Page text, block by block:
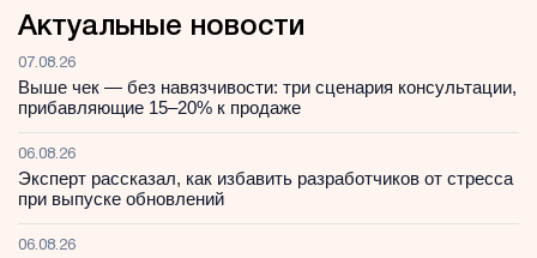
Актуальные новости
07.08.26
Выше чек — без навязчивости: три сценария консультации,
прибавляющие 15–20% к продаже
06.08.26
Эксперт рассказал, как избавить разработчиков от стресса
при выпуске обновлений
06.08.26